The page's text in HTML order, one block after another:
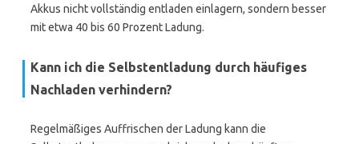
Akkus nicht vollständig entladen einlagern, sondern besser
mit etwa 40 bis 60 Prozent Ladung.
Kann ich die Selbstentladung durch häufiges
Nachladen verhindern?
Regelmäßiges Auffrischen der Ladung kann die